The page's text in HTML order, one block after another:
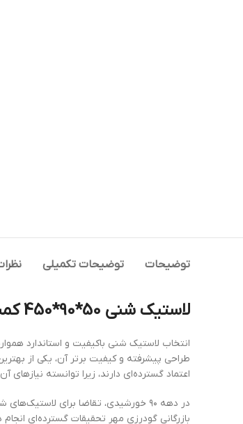
توضیحات توضیحات تکمیلی
لاستیک شنی 50*90*450 کمباین | معرفی کامل محصول
طراحی پیشرفته و کیفیت برتر آن، یکی از
اعتماد گسترده‌ای دارند، زیرا توانسته نیازهای
در دهه ۹۰ خورشیدی، تقاضا برای
بازرگانی گودرزی مهر تحقیقات گسترده‌ای